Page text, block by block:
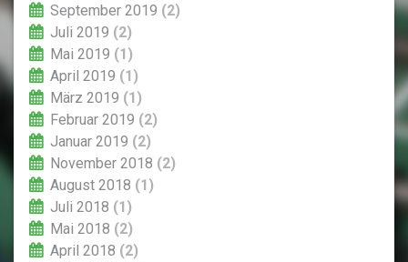
September 2019 (2)
Juli 2019 (2)
Mai 2019 (1)
April 2019 (1)
März 2019 (1)
Februar 2019 (2)
Januar 2019 (2)
November 2018 (2)
August 2018 (1)
Juli 2018 (1)
Mai 2018 (2)
April 2018 (2)